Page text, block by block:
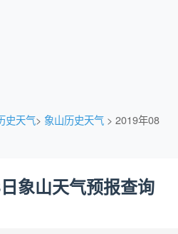
史天气> 象山历史天气 > 2019年08
象山天气预报查询